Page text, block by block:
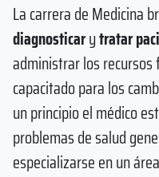
La carrera de Medicina
diagnosticarytratar
administrar los
capacitado para los
un principio el médico
problemas de salud
especializarse en un